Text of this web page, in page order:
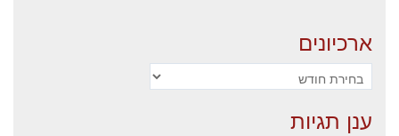
ארכיונים
ארכיונים
ענן תגיות